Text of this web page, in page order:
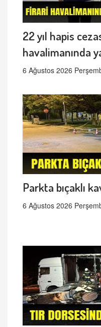
22 yıl hapis
havalimanında
6 Ağustos 2026
Parkta bıçaklı
6 Ağustos 2026